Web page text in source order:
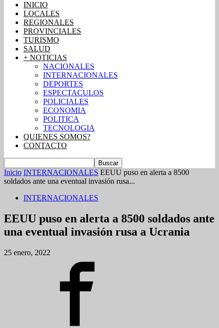
INICIO
LOCALES
REGIONALES
PROVINCIALES
TURISMO
SALUD
+ NOTICIAS
NACIONALES
INTERNACIONALES
DEPORTES
ESPECTACULOS
POLICIALES
ECONOMIA
POLITICA
TECNOLOGIA
QUIENES SOMOS?
CONTACTO
Inicio INTERNACIONALES EEUU puso en alerta a 8500
soldados ante una eventual invasión rusa...
INTERNACIONALES
EEUU puso en alerta a 8500 soldados ante
una eventual invasión rusa a Ucrania
25 enero, 2022